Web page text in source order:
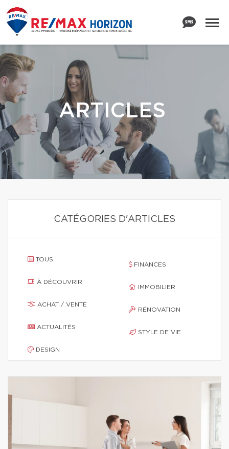
ARTICLES
CATÉGORIES D'ARTICLES
TOUS
À DÉCOUVRIR
ACHAT / VENTE
ACTUALITÉS
DESIGN
FINANCES
IMMOBILIER
RÉNOVATION
STYLE DE VIE